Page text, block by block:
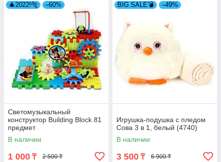
🎄2022!🐅 –60%
Светомузыкальный
конструктор Building Block 81
предмет
В наличии
1 000 ₸ 2 500 ₸
BIG SALE💣 –49%
Игрушка-подушка с пледом
Сова 3 в 1, белый (4740)
В наличии
3 500 ₸ 6 900 ₸